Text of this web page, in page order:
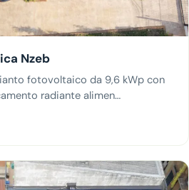
Nzeb
fotovoltaico da 9,6 kWp con
radiante alimen…